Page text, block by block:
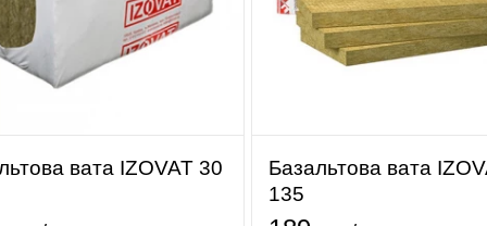
вата IZOVAT 30
Базальтова вата
135